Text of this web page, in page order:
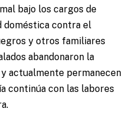
bajo los cargos de
doméstica contra el
y otros familiares
abandonaron la
actualmente permanecen
continúa con las labores